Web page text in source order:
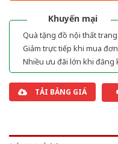
Khuyến mại
Quà tặng đồ nội thất
Giảm trực tiếp khi mua
Nhiều ưu đãi lớn khi đăng
TẢI BẢNG GIÁ